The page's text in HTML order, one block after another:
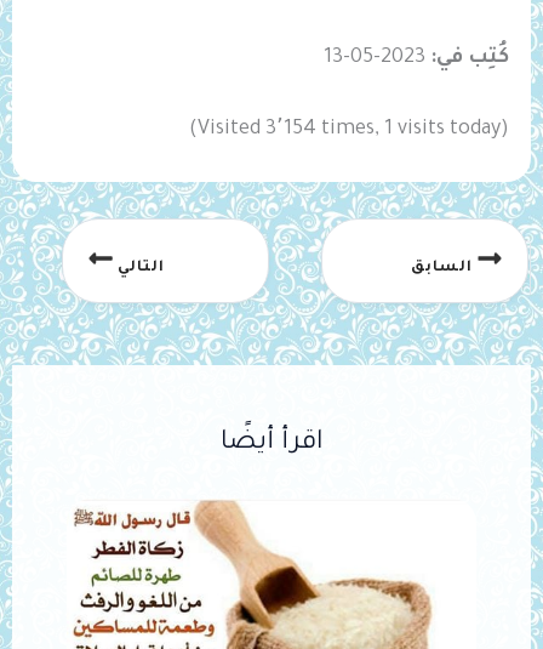
كُتِب في: 2023-05-13
(Visited 3٬154 times, 1 visits today)
السابق التالي
اقرأ أيضًا